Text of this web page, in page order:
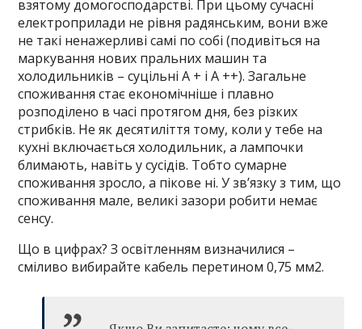
взятому домогосподарстві. При цьому сучасні
електроприлади не рівня радянським, вони вже
не такі ненажерливі самі по собі (подивіться на
маркування нових пральних машин та
холодильників – суцільні А + і А ++). Загальне
споживання стає економічніше і плавно
розподілено в часі протягом дня, без різких
стрибків. Не як десятиліття тому, коли у тебе на
кухні включається холодильник, а лампочки
блимають, навіть у сусідів. Тобто сумарне
споживання зросло, а пікове ні. У зв’язку з тим, що
споживання мале, великі зазори робити немає
сенсу.
Що в цифрах? З освітленням визначилися –
сміливо вибирайте кабель перетином 0,75 мм2.